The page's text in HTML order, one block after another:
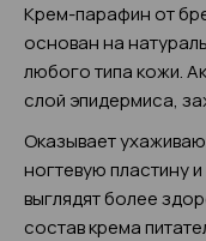
Крем-парафин от
основан на
любого типа кожи.
слой эпидермиса,
Оказывает
ногтевую пластину
выглядят более
состав крема